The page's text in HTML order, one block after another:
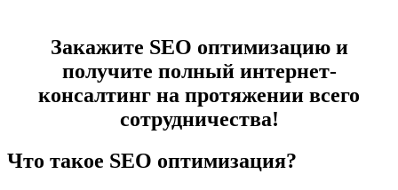
Закажите SEO оптимизацию и
получите полный интернет-
консалтинг на протяжении всего
сотрудничества!
Что такое SEO оптимизация?